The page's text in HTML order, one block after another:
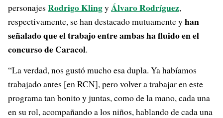
personajes Rodrigo KlingyÁlvaro Rodríguez,
respectivamente, se han destacado mutuamente yhan
señalado que el trabajo entre ambas ha fluido en el
concurso de Caracol.
“La verdad, nos gustó mucho esa dupla. Ya habíamos
trabajado antes [en RCN], pero volver a trabajar en este
programa tan bonito y juntas, como de la mano, cada una
en su rol, acompañando a los niños, hablando de cada una